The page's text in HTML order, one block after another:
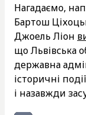
Нагадаємо,
Бартош
Джоель Ліон
що Львівська
державна
історичні
і назавжди